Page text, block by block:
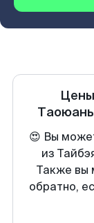
Таоюань
😍 Вы
из
Также вы
обратно,